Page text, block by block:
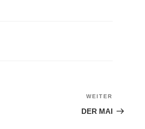
Beitrag
WEITER
DER MAI